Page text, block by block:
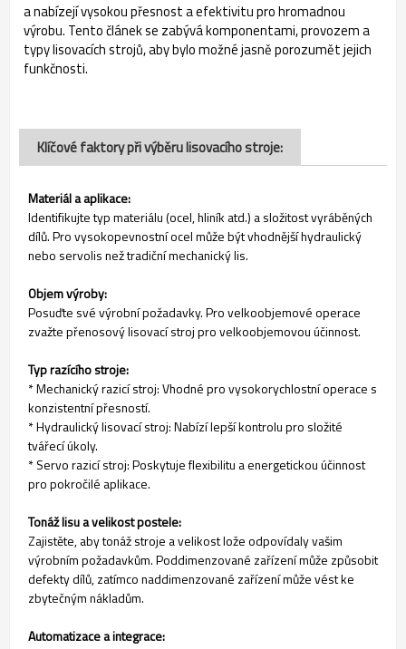
a nabízejí vysokou přesnost a efektivitu pro hromadnou
výrobu. Tento článek se zabývá komponentami, provozem a
typy lisovacích strojů, aby bylo možné jasně porozumět jejich
funkčnosti.
Klíčové faktory při výběru lisovacího stroje:
Materiál a aplikace:
Identifikujte typ materiálu (ocel, hliník atd.) a složitost vyráběných
dílů. Pro vysokopevnostní ocel může být vhodnější hydraulický
nebo servolis než tradiční mechanický lis.
Objem výroby:
Posuďte své výrobní požadavky. Pro velkoobjemové operace
zvažte přenosový lisovací stroj pro velkoobjemovou účinnost.
Typ razícího stroje:
* Mechanický razicí stroj: Vhodné pro vysokorychlostní operace s
konzistentní přesností.
* Hydraulický lisovací stroj: Nabízí lepší kontrolu pro složité
tvářecí úkoly.
* Servo razicí stroj: Poskytuje flexibilitu a energetickou účinnost
pro pokročilé aplikace.
Tonáž lisu a velikost postele:
Zajistěte, aby tonáž stroje a velikost lože odpovídaly vašim
výrobním požadavkům. Poddimenzované zařízení může způsobit
defekty dílů, zatímco naddimenzované zařízení může vést ke
zbytečným nákladům.
Automatizace a integrace: